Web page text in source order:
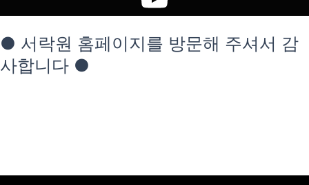
● 서락원 홈페이지를 방문해 주셔서 감
사합니다 ●